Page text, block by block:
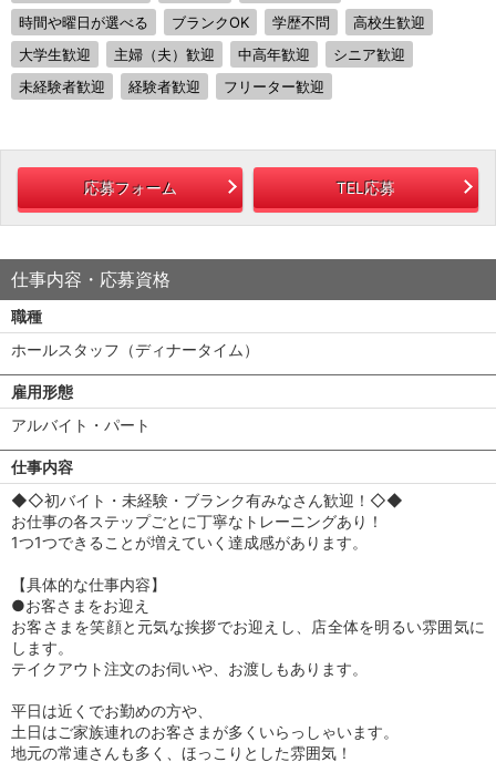
時間や曜日が選べる
ブランクOK 学歴不問
高校生歓迎
大学生歓迎
主婦（夫）歓迎 中高年歓迎
シニア歓迎
未経験者歓迎
経験者歓迎 フリーター歓迎
応募フォーム TEL応募
仕事内容・応募資格
職種
ホールスタッフ（ディナータイム）
雇用形態
アルバイト・パート
仕事内容
◆◇初バイト・未経験・ブランク有みなさん歓迎！◇◆
お仕事の各ステップごとに丁寧なトレーニングあり！
1つ1つできることが増えていく達成感があります。
【具体的な仕事内容】
●お客さまをお迎え
お客さまを笑顔と元気な挨拶でお迎えし、店全体を明るい雰囲気に
します。
テイクアウト注文のお伺いや、お渡しもあります。
平日は近くでお勤めの方や、
土日はご家族連れのお客さまが多くいらっしゃいます。
地元の常連さんも多く、ほっこりとした雰囲気！